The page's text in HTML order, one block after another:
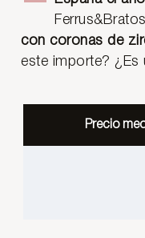
con coronas de
este importe? ¿Es
Precio